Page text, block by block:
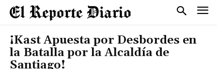
¡Kast Apuesta por Desbordes en
la Batalla por la Alcaldía de
Santiago!